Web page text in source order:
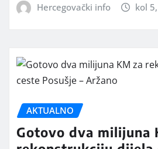
Hercegovački info kol
AKTUALNO
Gotovo dva milijuna